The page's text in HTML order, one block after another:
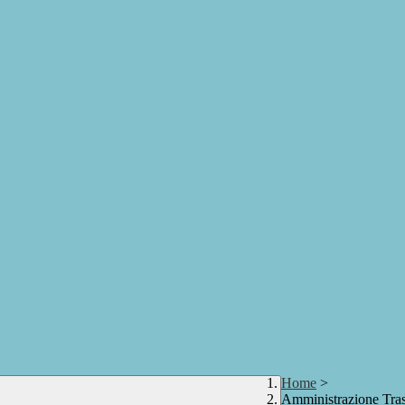
Home >
Amministrazione